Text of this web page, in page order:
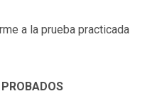
a la prueba practicada